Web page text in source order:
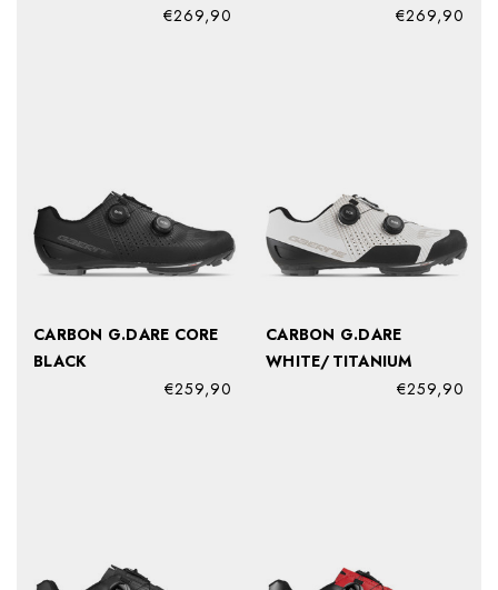
€269,90
€269,90
CARBON G.DARE CORE
BLACK
€259,90
CARBON G.DARE
WHITE/TITANIUM
€259,90